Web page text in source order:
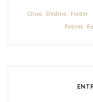
Chivo Destino Fiodor
Pobres